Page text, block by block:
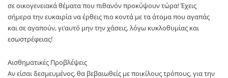
σε οικογενειακά θέματα που πιθανόν προκύψουν τώρα! Έχεις
σήμερα την ευκαιρία να έρθεις πιο κοντά με τα άτομα που αγαπάς
και σε αγαπούν, γι’αυτό μην την χάσεις, λόγω κυκλοθυμίας και
εσωστρέφειας!
Αισθηματικές Προβλέψεις
Αν είσαι δεσμευμένος, θα βεβαιωθείς με ποικίλους τρόπους, για την